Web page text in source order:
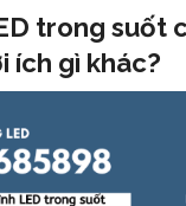
trong suốt
ích gì khác?